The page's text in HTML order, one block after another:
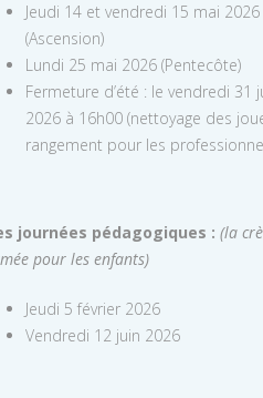
Jeudi 14 et vendredi 15 mai 2026
(Ascension)
Lundi 25 mai 2026 (Pentecôte)
Fermeture d’été : le vendredi 31
2026 à 16h00 (nettoyage des
rangement pour les
journées pédagogiques : (la
pour les enfants)
Jeudi 5 février 2026
Vendredi 12 juin 2026